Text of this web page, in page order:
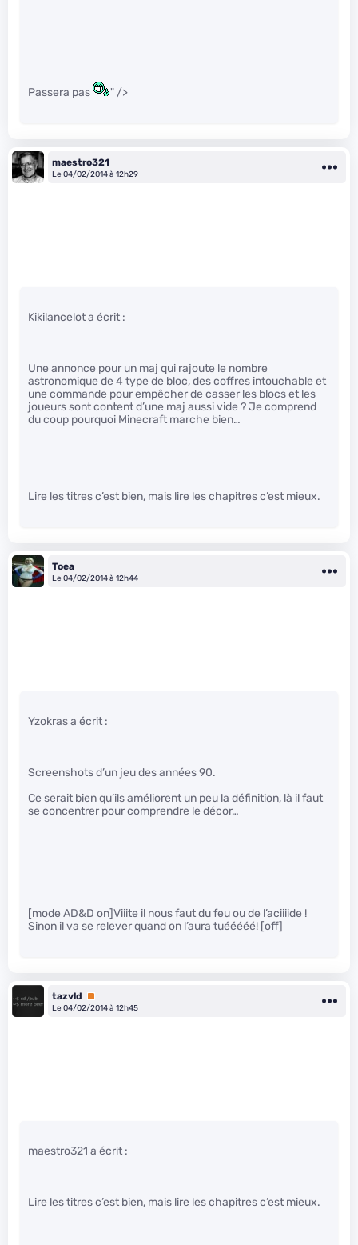
Passera pas " />
maestro321
Le 04/02/2014 à 12h29
Kikilancelot a écrit :
Une annonce pour un maj qui rajoute le nombre
astronomique de 4 type de bloc, des coffres intouchable et
une commande pour empêcher de casser les blocs et les
joueurs sont content d’une maj aussi vide ? Je comprend
du coup pourquoi Minecraft marche bien…
Lire les titres c’est bien, mais lire les chapitres c’est mieux.
Toea
Le 04/02/2014 à 12h44
Yzokras a écrit :
Screenshots d’un jeu des années 90.
Ce serait bien qu’ils améliorent un peu la définition, là il faut
se concentrer pour comprendre le décor…
[mode AD&D on]Viiite il nous faut du feu ou de l’aciiiide !
Sinon il va se relever quand on l’aura tuééééé! [off]
tazvld
Premium
Le 04/02/2014 à 12h45
maestro321 a écrit :
Lire les titres c’est bien, mais lire les chapitres c’est mieux.